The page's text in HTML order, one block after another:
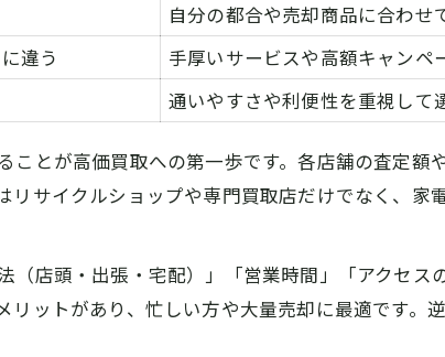
取方法の違いを比較
張買取の特徴まとめ
れをスムーズにするコツ
失敗しないポイント
テリー劣化が査定に与える影響
自分の都合や売却商品に合わせ
違う
手厚いサービスや高額キャンペ
通いやすさや利便性を重視して
とが高価買取への第一歩です。各店舗の査定額
サイクルショップや専門買取店だけでなく、家
店頭・出張・宅配）」「営業時間」「アクセス
ットがあり、忙しい方や大量売却に最適です。